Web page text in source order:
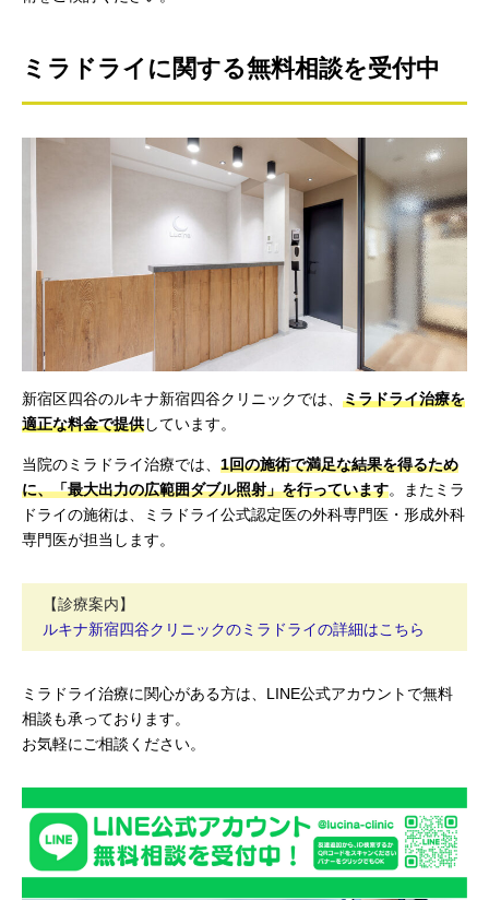
ミラドライに関する無料相談を受付中
新宿区四谷のルキナ新宿四谷クリニックでは、 ミラドライ治療を
適正な料金で提供しています。
当院のミラドライ治療では、 1回の施術で満足な結果を得るため
に、「最大出力の広範囲ダブル照射」を行っています。またミラ
ドライの施術は、ミラドライ公式認定医の外科専門医・形成外科
専門医が担当します。
【診療案内】
ルキナ新宿四谷クリニックのミラドライの詳細はこちら
ミラドライ治療に関心がある方は、LINE公式アカウントで無料
相談も承っております。
お気軽にご相談ください。